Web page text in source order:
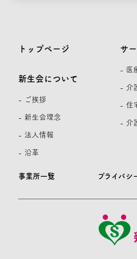
事業所一覧 プライバシ
トップページ
新生会について
- ご挨拶
- 新生会理念
- 法人情報
- 沿革
サ
- 医
- 介
- 住
- 介